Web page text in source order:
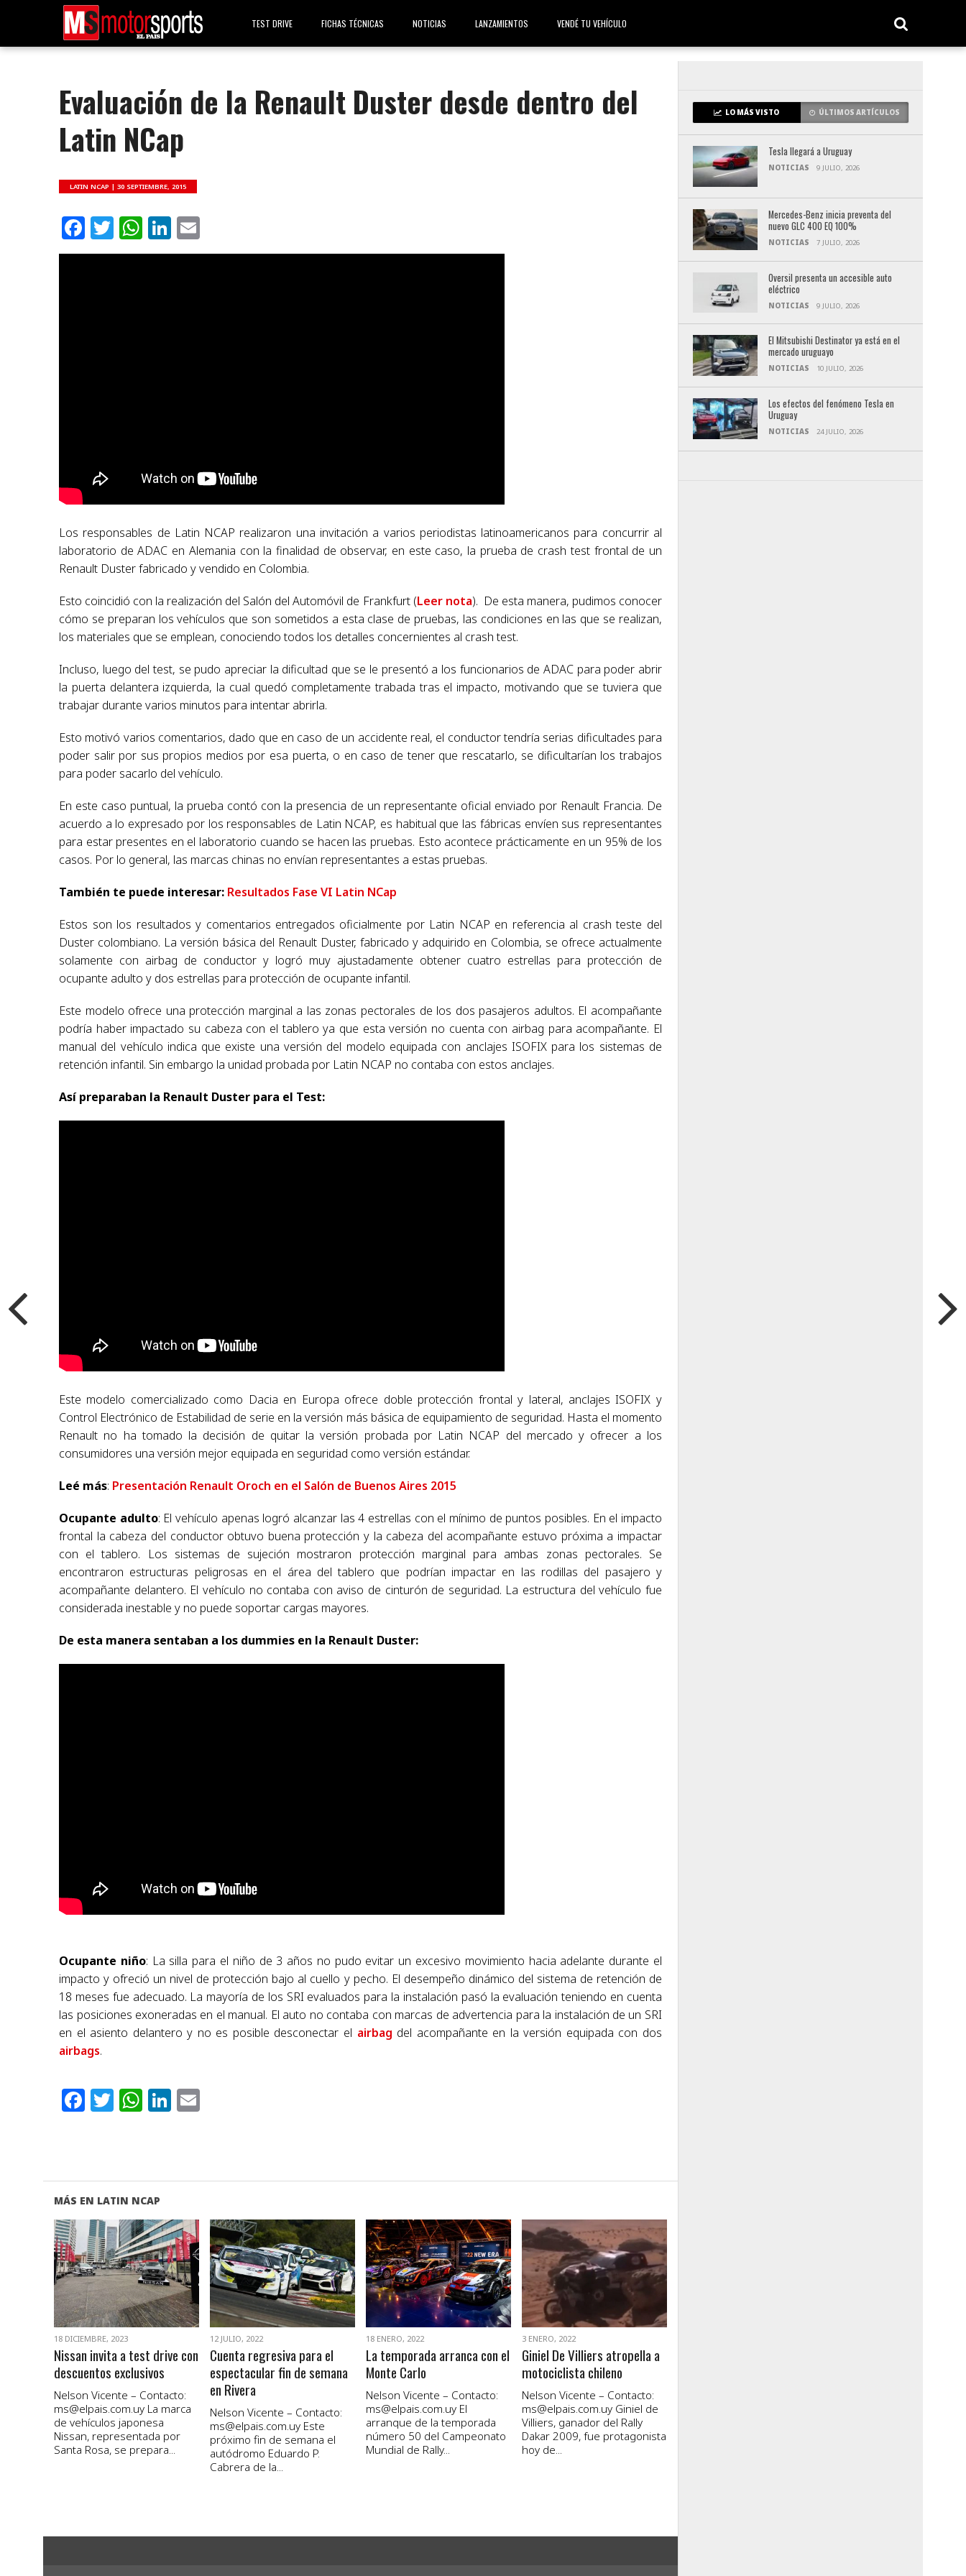
TEST DRIVE FICHAS TÉCNICAS NOTICIAS LANZAMIENTOS VENDÉ TU VEHÍCULO
Evaluación de la Renault Duster desde dentro del
Latin NCap
LATIN NCAP |30 SEPTIEMBRE, 2015
Facebook
Twitter
WhatsApp
LinkedIn
Los responsables de Latin NCAP realizaron una invitación a varios periodistas latinoamericanos para concurrir al
laboratorio de ADAC en Alemania con la finalidad de observar, en este caso, la prueba de crash test frontal de un
Renault Duster fabricado y vendido en Colombia.
Esto coincidió con la realización del Salón del Automóvil de Frankfurt(Leer nota). De esta manera, pudimos conocer
cómo se preparan los vehículos que son sometidos a esta clase de pruebas, las condiciones en las que se realizan,
los materiales que se emplean, conociendo todos los detalles concernientes al crash test.
Incluso, luego del test, se pudo apreciar la dificultad que se le presentó a los funcionarios de ADAC para poder abrir
la puerta delantera izquierda, la cual quedó completamente trabada tras el impacto, motivando que se tuviera que
trabajar durante varios minutos para intentar abrirla.
Esto motivó varios comentarios, dado que en caso de un accidente real, el conductor tendría serias dificultades para
poder salir por sus propios medios por esa puerta, o en caso de tener que rescatarlo, se dificultarían los trabajos
para poder sacarlo del vehículo.
En este caso puntual, la prueba contó con la presencia de un representante oficial enviado por Renault Francia. De
acuerdo a lo expresado por los responsables de Latin NCAP, es habitual que las fábricas envíen sus representantes
para estar presentes en el laboratorio cuando se hacen las pruebas. Esto acontece prácticamente en un 95% de los
casos. Por lo general, las marcas chinas no envían representantes a estas pruebas.
También te puede interesar: Resultados Fase VI Latin NCap
Estos son los resultados y comentarios entregados oficialmente por Latin NCAP en referencia al crash teste del
Duster colombiano. La versión básica del Renault Duster, fabricado y adquirido en Colombia, se ofrece actualmente
solamente con airbag de conductor y logró muy ajustadamente obtener cuatro estrellas para protección de
ocupante adulto y dos estrellas para protección de ocupante infantil.
Este modelo ofrece una protección marginal a las zonas pectorales de los dos pasajeros adultos. El acompañante
podría haber impactado su cabeza con el tablero ya que esta versión no cuenta con airbag para acompañante. El
manual del vehículo indica que existe una versión del modelo equipada con anclajes ISOFIX para los sistemas de
retención infantil. Sin embargo la unidad probada por Latin NCAP no contaba con estos anclajes.
Así preparaban la Renault Duster para el Test:
Este modelo comercializado como Dacia en Europa ofrece doble protección frontal y lateral, anclajes ISOFIX y
Control Electrónico de Estabilidad de serie en la versión más básica de equipamiento de seguridad. Hasta el momento
Renault no ha tomado la decisión de quitar la versión probada por Latin NCAP del mercado y ofrecer a los
consumidores una versión mejor equipada en seguridad como versión estándar.
Leé más: Presentación Renault Oroch en el Salón de Buenos Aires 2015
Ocupante adulto: El vehículo apenas logró alcanzar las 4 estrellas con el mínimo de puntos posibles. En el impacto
frontal la cabeza del conductor obtuvo buena protección y la cabeza del acompañante estuvo próxima a impactar
con el tablero. Los sistemas de sujeción mostraron protección marginal para ambas zonas pectorales. Se
encontraron estructuras peligrosas en el área del tablero que podrían impactar en las rodillas del pasajero y
acompañante delantero. El vehículo no contaba con aviso de cinturón de seguridad. La estructura del vehículo fue
considerada inestable y no puede soportar cargas mayores.
De esta manera sentaban a los dummies en la Renault Duster:
Ocupante niño: La silla para el niño de 3 años no pudo evitar un excesivo movimiento hacia adelante durante el
impacto y ofreció un nivel de protección bajo al cuello y pecho. El desempeño dinámico del sistema de retención de
18 meses fue adecuado. La mayoría de los SRI evaluados para la instalación pasó la evaluación teniendo en cuenta
las posiciones exoneradas en el manual. El auto no contaba con marcas de advertencia para la instalación de un SRI
en el asiento delantero y no es posible desconectar el airbag del acompañante en la versión equipada con dos
airbags.
Facebook
Twitter
WhatsApp
LinkedIn
MÁS EN LATIN NCAP
VER NOTA
18 DICIEMBRE, 2023
Nissan invita a test drive con
descuentos exclusivos
Nelson Vicente – Contacto:
ms@elpais.com.uyLa marca
de vehículos japonesa
Nissan, representada por
Santa Rosa, se prepara...
VER NOTA
12 JULIO, 2022
Cuenta regresiva para el
espectacular fin de semana
en Rivera
Nelson Vicente – Contacto:
ms@elpais.com.uyEste
próximo fin de semana el
autódromo Eduardo P.
Cabrera de la...
VER NOTA
18 ENERO, 2022
La temporada arranca con el
Monte Carlo
Nelson Vicente – Contacto:
ms@elpais.com.uyEl
arranque de la temporada
número 50 del Campeonato
Mundial de Rally...
VER NOTA
3 ENERO, 2022
Giniel De Villiers atropella a
motociclista chileno
Nelson Vicente – Contacto:
ms@elpais.com.uyGiniel de
Villiers, ganador del Rally
Dakar 2009, fue protagonista
hoy de...
LO MÁS VISTO ÚLTIMOS ARTÍCULOS
Tesla llegará a Uruguay
NOTICIAS 9 JULIO, 2026
Mercedes-Benz inicia preventa del
nuevo GLC 400 EQ 100%
NOTICIAS 7 JULIO, 2026
Oversil presenta un accesible auto
eléctrico
NOTICIAS 9 JULIO, 2026
El Mitsubishi Destinator ya está en el
mercado uruguayo
NOTICIAS 10 JULIO, 2026
Los efectos del fenómeno Tesla en
Uruguay
NOTICIAS 24 JULIO, 2026